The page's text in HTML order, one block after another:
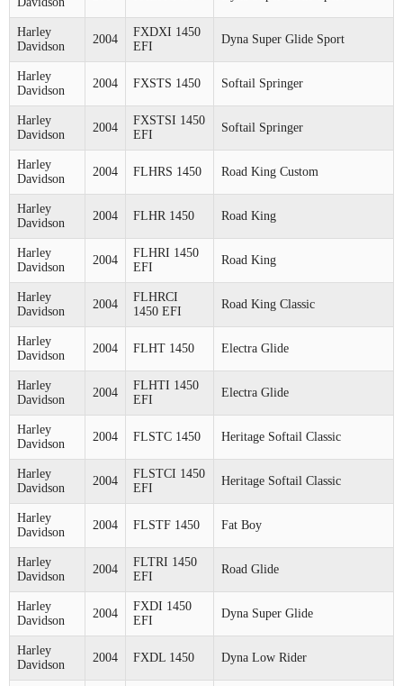
Harley
Davidson
2004
FXDXI 1450
EFI
Dyna Super Glide Sport
Harley
Davidson
2004 FXSTS 1450 Softail Springer
Harley
Davidson
2004
FXSTSI 1450
EFI
Softail Springer
Harley
Davidson
2004 FLHRS 1450 Road King Custom
Harley
Davidson
2004 FLHR 1450 Road King
Harley
Davidson
2004
FLHRI 1450
EFI
Road King
Harley
Davidson
2004
FLHRCI
1450 EFI
Road King Classic
Harley
Davidson
2004 FLHT 1450 Electra Glide
Harley
Davidson
2004
FLHTI 1450
EFI
Electra Glide
Harley
Davidson
2004 FLSTC 1450 Heritage Softail Classic
Harley
Davidson
2004
FLSTCI 1450
EFI
Heritage Softail Classic
Harley
Davidson
2004 FLSTF 1450 Fat Boy
Harley
Davidson
2004
FLTRI 1450
EFI
Road Glide
Harley
Davidson
2004
FXDI 1450
EFI
Dyna Super Glide
Harley
Davidson
2004 FXDL 1450 Dyna Low Rider